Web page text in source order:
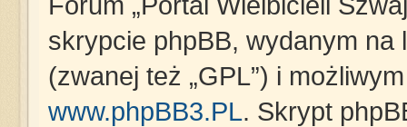
skrypcie phpBB, wydanym na
(zwanej też „GPL”) i
www.phpBB3.PL. Skrypt